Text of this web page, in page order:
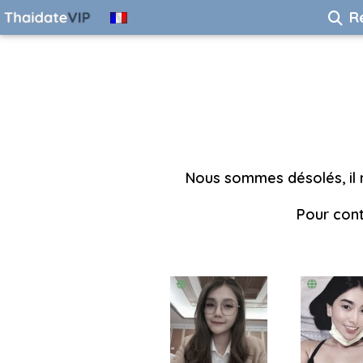
Nous sommes désolés,
Pour